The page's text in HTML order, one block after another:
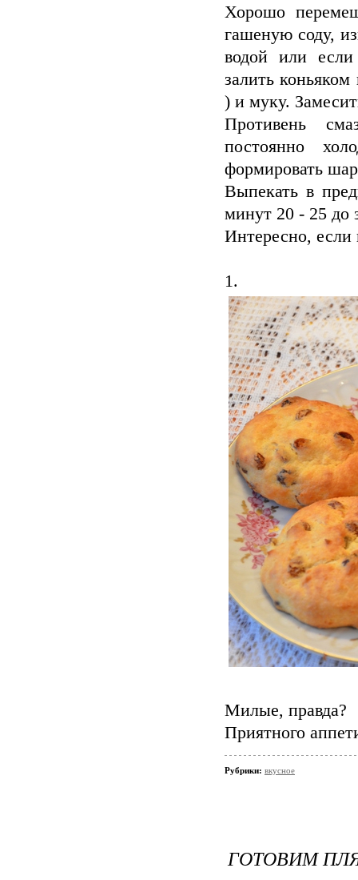
Хорошо
гашеную соду,
водой или
залить
) и муку.
Противень
постоянно
формировать
Выпекать в
минут 20 - 25 до
Интересно, если
1.
Милые, правда?
Приятного
Рубрики: вкусное
ГОТОВИМ